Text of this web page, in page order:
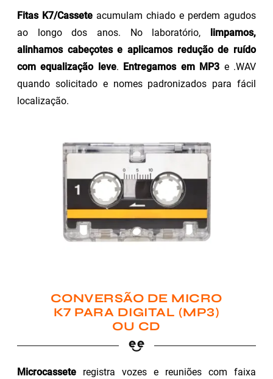
Fitas K7/Cassete acumulam chiado e perdem agudos
ao longo dos anos. No laboratório, limpamos,
alinhamos cabeçotes e aplicamos redução de ruído
com equalização leve. Entregamos em MP3 e .WAV
quando solicitado e nomes padronizados para fácil
localização.
CONVERSÃO DE MICRO
K7 PARA DIGITAL (MP3)
OU CD
Microcassete registra vozes e reuniões com faixa